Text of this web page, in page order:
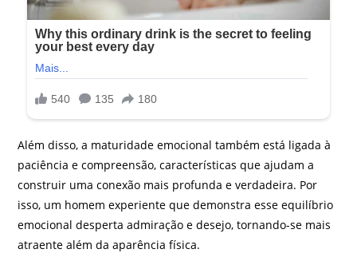
Além disso, a maturidade emocional também está ligada à
paciência e compreensão, características que ajudam a
construir uma conexão mais profunda e verdadeira. Por
isso, um homem experiente que demonstra esse equilíbrio
emocional desperta admiração e desejo, tornando-se mais
atraente além da aparência física.